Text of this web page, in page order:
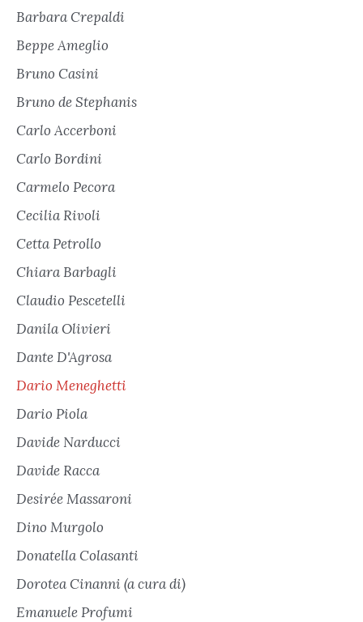
Barbara Crepaldi
Beppe Ameglio
Bruno Casini
Bruno de Stephanis
Carlo Accerboni
Carlo Bordini
Carmelo Pecora
Cecilia Rivoli
Cetta Petrollo
Chiara Barbagli
Claudio Pescetelli
Danila Olivieri
Dante D'Agrosa
Dario Meneghetti
Dario Piola
Davide Narducci
Davide Racca
Desirée Massaroni
Dino Murgolo
Donatella Colasanti
Dorotea Cinanni (a cura di)
Emanuele Profumi